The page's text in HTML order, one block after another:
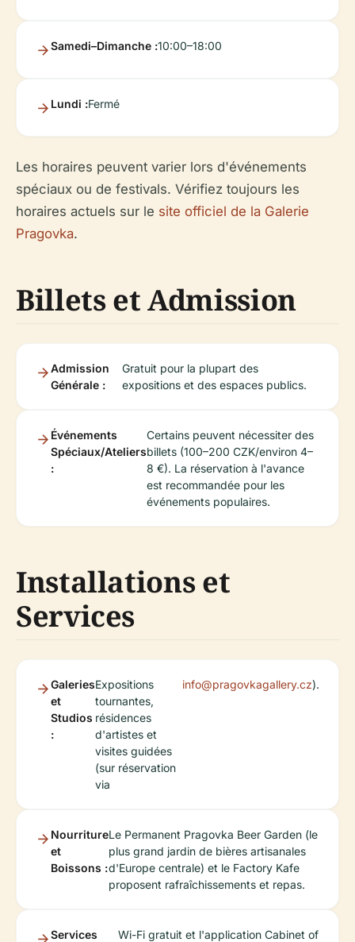
Samedi–Dimanche :10:00–18:00
Lundi :Fermé
Les horaires peuvent varier lors d'événements
spéciaux ou de festivals. Vérifiez toujours les
horaires actuels sur le site officiel de la Galerie
Pragovka.
Billets et Admission
Admission
Générale :
Gratuit pour la plupart des
expositions et des espaces publics.
Événements
Spéciaux/Ateliers
:
Certains peuvent nécessiter des
billets (100–200 CZK/environ 4–
8 €). La réservation à l'avance
est recommandée pour les
événements populaires.
Installations et
Services
Galeries
et
Studios
:
Expositions
tournantes,
résidences
d'artistes et
visites guidées
(sur réservation
via
info@pragovkagallery.cz).
Nourriture
et
Boissons :
Le Permanent Pragovka Beer Garden (le
plus grand jardin de bières artisanales
d'Europe centrale) et le Factory Kafe
proposent rafraîchissements et repas.
Services
Wi-Fi gratuit et l'application Cabinet of